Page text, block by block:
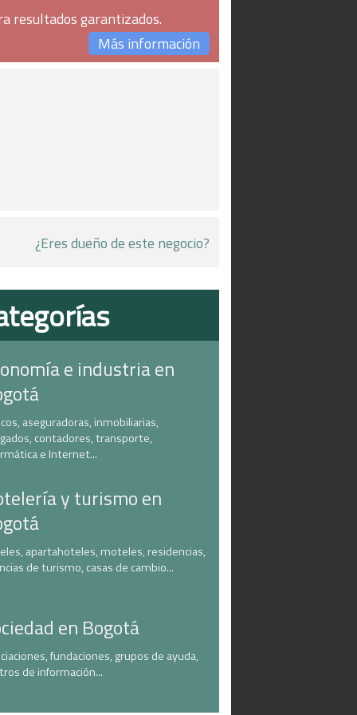
resultados garantizados.
Más información
¿Eres dueño de este negocio?
e industria en
aseguradoras, inmobiliarias,
contadores, transporte,
e Internet...
y turismo en
apartahoteles, moteles, residencias,
de turismo, casas de cambio...
en Bogotá
fundaciones, grupos de ayuda,
de información...